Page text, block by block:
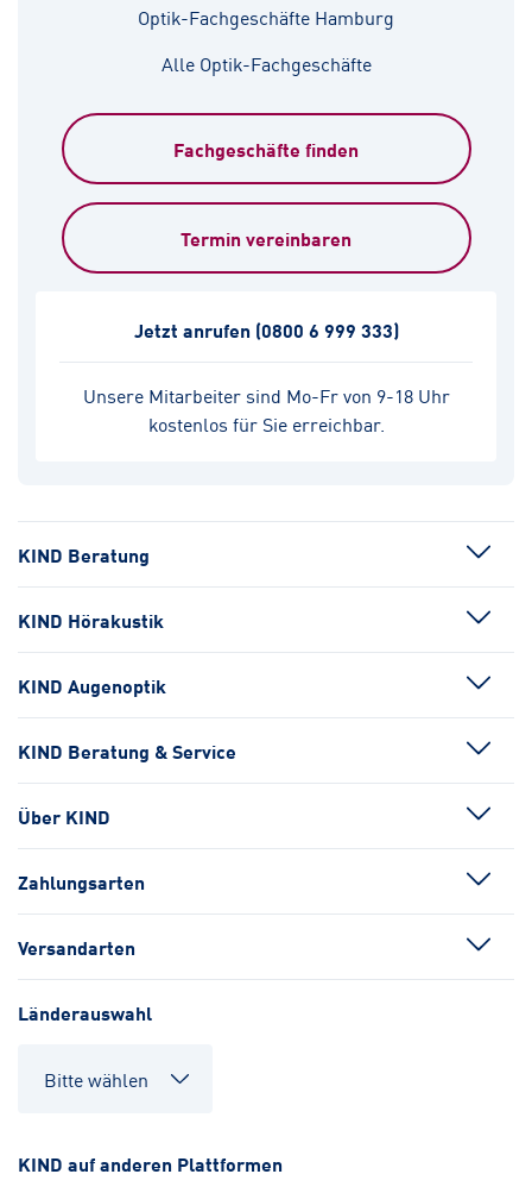
Optik-Fachgeschäfte Hamburg
Alle Optik-Fachgeschäfte
Fachgeschäfte finden
Termin vereinbaren
Unsere Mitarbeiter sind Mo-Fr von 9-18 Uhr
kostenlos für Sie erreichbar.
Jetzt anrufen (0800 6 999 333)
KIND Beratung
KIND Hörakustik
KIND Augenoptik
KIND Beratung & Service
Über KIND
Zahlungsarten
Versandarten
Länderauswahl
KIND auf anderen Plattformen